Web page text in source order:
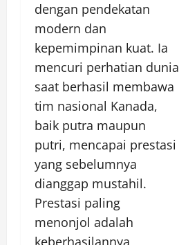
dengan pendekatan
modern dan
kepemimpinan kuat. Ia
mencuri perhatian dunia
saat berhasil membawa
tim nasional Kanada,
baik putra maupun
putri, mencapai prestasi
yang sebelumnya
dianggap mustahil.
Prestasi paling
menonjol adalah